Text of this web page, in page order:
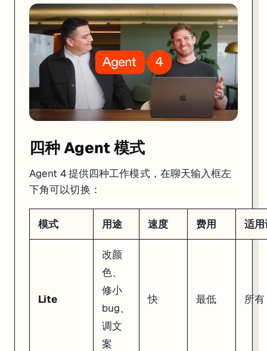
复杂功能、大项目 标准
和 Agent 3 持平
赶时间的关键任务 Power 的 2 倍 Power 的 6 倍
我的建议：日常用 Economy 就够了，遇到搞不定的复杂逻辑再切
Power 模式底层跑的是 Anthropic 的 Claude Opus 4.7 模型。
Design Canvas：无限画布
Agent 4 用 Design Canvas取代了之前的 Design Mode。简单说就是
1. 画草图/贴截图 → Agent 理解你的设计意图
3. 选中一个 → 直接调颜色、字体、间距
4. "Apply to app" → Agent 把设计变成真正的代码
你甚至可以截图别人的网站贴到 Canvas 上，跟 Agent 说"照这个风格
Canvas 支持的内容类型不只是网页——Web 应用、移动端应用、幻灯
Plan Mode：只聊天不写代码
Plan选项。选了它之后，Agent 只跟你讨论
适合在动手之前先规划架构。讨论满意了，点 "Start Building" 一键进入
四种 Agent 模式
Agent 4 提供四种工作模式，在聊天输入框左
下角可以切换：
模式 用途 速度 费用 适
Lite
改颜
色、
修小
bug、
调文
案
快 最低 所有